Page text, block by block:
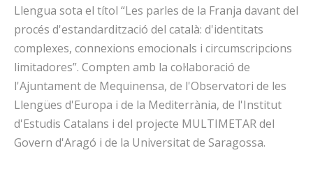
Llengua sota el títol “Les parles de la Franja davant del
procés d'estandardització del català: d'identitats
complexes, connexions emocionals i circumscripcions
limitadores”. Compten amb la col·laboració de
l'Ajuntament de Mequinensa, de l'Observatori de les
Llengües d'Europa i de la Mediterrània, de l'Institut
d'Estudis Catalans i del projecte MULTIMETAR del
Govern d'Aragó i de la Universitat de Saragossa.